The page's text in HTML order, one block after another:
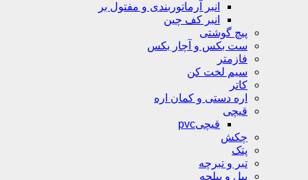
انبر آرماتوربندی و مفتول بر
انبر کف چین
پیچ گوشتی
ست بکس و آچار بکس
فازمتر
سیم لخت کن
کاتر
اره دستی و کمان اره
قیچی
قیچیpvc
چکش
پتک
تبر و تبرچه
بیل و بیلچه